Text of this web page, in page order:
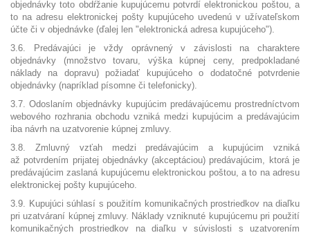
objednávky toto obdŕžanie kupujúcemu potvrdí elektronickou poštou, a
to na adresu elektronickej pošty kupujúceho uvedenú v užívateľskom
účte či v objednávke (ďalej len "elektronická adresa kupujúceho").
3.6. Predávajúci je vždy oprávnený v závislosti na charaktere
objednávky (množstvo tovaru, výška kúpnej ceny, predpokladané
náklady na dopravu) požiadať kupujúceho o dodatočné potvrdenie
objednávky (napríklad písomne či telefonicky).
3.7. Odoslaním objednávky kupujúcim predávajúcemu prostredníctvom
webového rozhrania obchodu vzniká medzi kupujúcim a predávajúcim
iba návrh na uzatvorenie kúpnej zmluvy.
3.8. Zmluvný vzťah medzi predávajúcim a kupujúcim vzniká
až potvrdením prijatej objednávky (akceptáciou) predávajúcim, ktorá je
predávajúcim zaslaná kupujúcemu elektronickou poštou, a to na adresu
elektronickej pošty kupujúceho.
3.9. Kupujúci súhlasí s použitím komunikačných prostriedkov na diaľku
pri uzatváraní kúpnej zmluvy. Náklady vzniknuté kupujúcemu pri použití
komunikačných prostriedkov na diaľku v súvislosti s uzatvorením